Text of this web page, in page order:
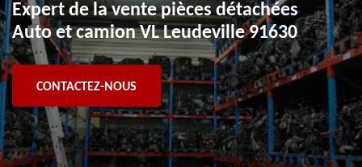
Expert de la vente pièces détachées
Auto et camion VL Leudeville 91630
CONTACTEZ-NOUS